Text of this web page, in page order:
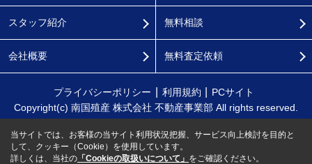
スタッフ紹介
会社概要
無料相談
無料査定依頼
プライバシーポリシー 利用規約
PCサイト
Copyright(c) 南国殖産 株式会社 不動産事業部 All rights reserved.
当サイトでは、お客様の当サイト利用状況把握、サービス向上検討を目的と
して、クッキー（Cookie）を使用しています。
詳しくは、当社の 「Cookieの取扱いについて」 をご確認ください。